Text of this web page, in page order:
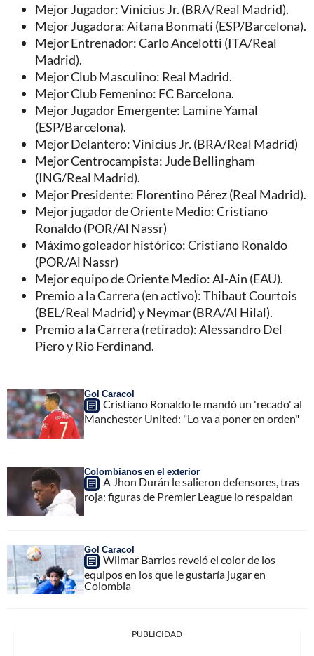
Mejor Jugador: Vinicius Jr. (BRA/Real Madrid).
Mejor Jugadora: Aitana Bonmatí (ESP/Barcelona).
Mejor Entrenador: Carlo Ancelotti (ITA/Real
Madrid).
Mejor Club Masculino: Real Madrid.
Mejor Club Femenino: FC Barcelona.
Mejor Jugador Emergente: Lamine Yamal
(ESP/Barcelona).
Mejor Delantero: Vinicius Jr. (BRA/Real Madrid)
Mejor Centrocampista: Jude Bellingham
(ING/Real Madrid).
Mejor Presidente: Florentino Pérez (Real Madrid).
Mejor jugador de Oriente Medio: Cristiano
Ronaldo (POR/Al Nassr)
Máximo goleador histórico: Cristiano Ronaldo
(POR/Al Nassr)
Mejor equipo de Oriente Medio: Al-Ain (EAU).
Premio a la Carrera (en activo): Thibaut Courtois
(BEL/Real Madrid) y Neymar (BRA/Al Hilal).
Premio a la Carrera (retirado): Alessandro Del
Piero y Rio Ferdinand.
Gol Caracol
Cristiano Ronaldo le mandó un 'recado' al
Manchester United: "Lo va a poner en orden"
Colombianos en el exterior
A Jhon Durán le salieron defensores, tras
roja: figuras de Premier League lo respaldan
Gol Caracol
Wilmar Barrios reveló el color de los
equipos en los que le gustaría jugar en
Colombia
PUBLICIDAD